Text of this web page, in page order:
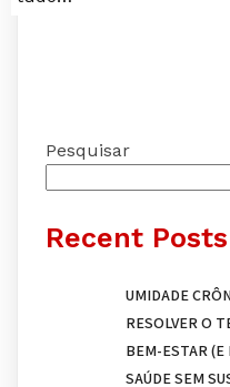
Pesquisar
Recent Posts
UMIDADE
RESOLVER O
BEM-ESTAR (E
SAÚDE SEM